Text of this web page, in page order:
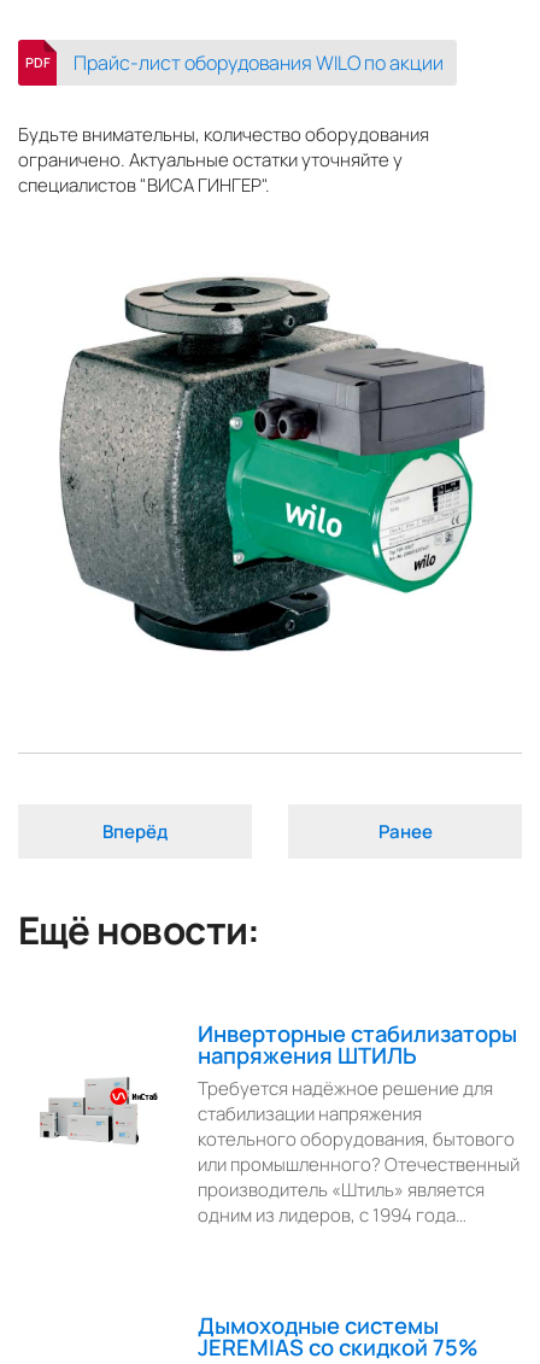
PDF Прайс-лист оборудования WILO по акции
Будьте внимательны, количество оборудования
ограничено. Актуальные остатки уточняйте у
специалистов "ВИСА ГИНГЕР".
Вперёд Ранее
Ещё новости:
Инверторные стабилизаторы
напряжения ШТИЛЬ
Требуется надёжное решение для
стабилизации напряжения
котельного оборудования, бытового
или промышленного? Отечественный
производитель «Штиль» является
одним из лидеров, с 1994 года…
Дымоходные системы
JEREMIAS со скидкой 75%